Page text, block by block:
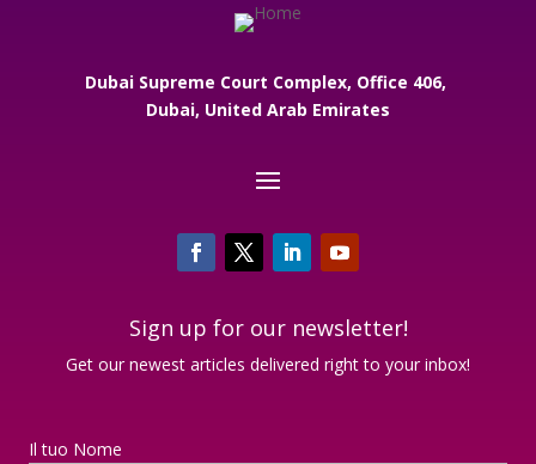
Dubai Supreme Court Complex, Office 406,
Dubai, United Arab Emirates
Sign up for our newsletter!
Get our newest articles delivered right to your inbox!
Il tuo Nome